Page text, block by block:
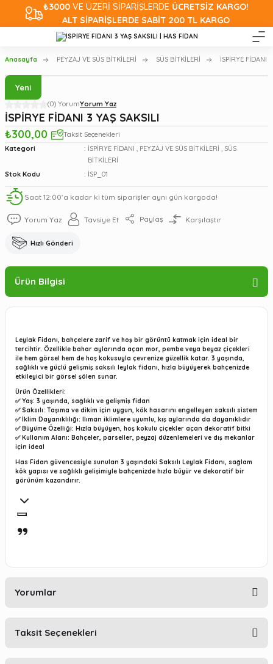
₺3000VE ÜZERİ SİPARİŞLERDE ÜCRETSİZ KARGO!
ALT SİPARİŞLERDE SABİT 200 TL KARGO
Anasayfa PEYZAJ VE SÜS BİTKİLERİ SÜS BİTKİLERİ İSPİRYE FİDANI
Yeni
(0) YorumYorum Yaz
İSPİRYE FİDANI 3 YAŞ SAKSILI
₺300,00
Taksit Seçenekleri
Kategori
İSPİRYE FİDANI , PEYZAJ VE SÜS BİTKİLERİ , SÜS
BİTKİLERİ
Stok Kodu
İSP_01
Saat 12:00’a kadar ki tüm siparişler aynı gün kargoda!
Yorum Yaz Tavsiye Et Paylaş Karşılaştır
Hızlı Gönderi
Ürün Bilgisi
Leylak Fidanı, bahçelere zarif ve hoş bir görüntü katmak için ideal bir
tercihtir. Özellikle bahar aylarında açan mor, pembe veya beyaz çiçekleri
ile hem görsel hem de hoş kokusuyla çevrenize güzellik katar. 3 yaşında,
sağlıklı ve güçlü gelişmiş saksılı leylak fidanı, hızla büyüyerek bahçenizde
etkileyici bir görsel şölen sunar.
Ürün Özellikleri:
✅ Yaş: 3 yaşında, sağlıklı ve gelişmiş fidan
✅ Saksılı: Taşıma ve dikim için uygun, kök hasarını engelleyen saksılı sistem
✅ İklim Dayanıklılığı: Ilıman iklimlere uyumlu, kış aylarında da dayanıklıdır
✅ Büyüme Özelliği: Hızla büyüyen, hoş kokulu çiçekler açan dekoratif bitki
✅ Kullanım Alanı: Bahçeler, parseller, peyzaj düzenlemeleri ve dış mekanlar
için ideal
Has Fidan güvencesiyle sunulan 3 yaşındaki Saksılı Leylak Fidanı, sağlam
kök yapısı ve sağlıklı gelişimiyle bahçenizde hızla büyür ve dekoratif bir
görünüm kazandırır.
Yorumlar
Taksit Seçenekleri